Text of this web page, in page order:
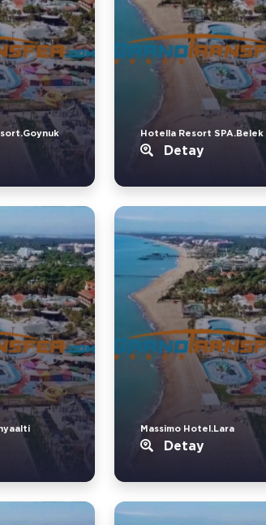
Hotella Resort SPA.Belek
Detay
Massimo Hotel.Lara
Detay